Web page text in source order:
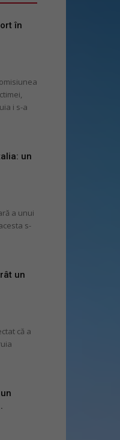
în
i s-a
un
a unui
s-
un
că a